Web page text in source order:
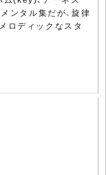
ンタル集だが、旋律
ロディックなスタ